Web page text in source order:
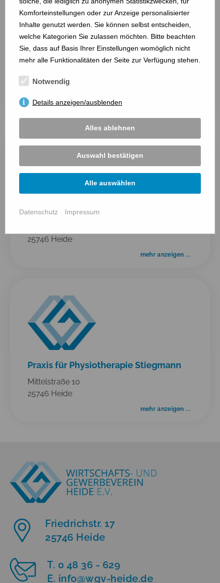
Rosen Apotheke
Friedrichstr.3
St. Georg Apotheke
25746 Heide
mehr anzeigen ...
Praxis für Physiotherapie Stiegmann
Mittelstraße 10
25746 Heide
mehr anzeigen ...
Friedrichstr. 17
25746 Heide
T. 0 48 36 - 629
E. info@wgv-heide.de
Komforteinstellungen oder zur Anzeige personalisierter
Inhalte genutzt werden. Sie können selbst entscheiden,
welche Kategorien Sie zulassen möchten. Bitte beachten
Sie, dass auf Basis Ihrer Einstellungen womöglich nicht
mehr alle Funktionalitäten der Seite zur Verfügung stehen.
Notwendig
Details anzeigen/ausblenden
Alles ablehnen
Auswahl bestätigen
Alle auswählen
Datenschutz Impressum